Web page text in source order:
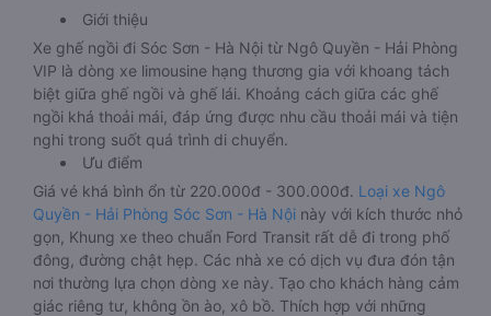
Giới thiệu
Xe ghế ngồi đi Sóc Sơn - Hà Nội từ Ngô Quyền - Hải Phòng
VIP là dòng xe limousine hạng thương gia với khoang tách
biệt giữa ghế ngồi và ghế lái. Khoảng cách giữa các ghế
ngồi khá thoải mái, đáp ứng được nhu cầu thoải mái và tiện
nghi trong suốt quá trình di chuyển.
Ưu điểm
Giá vé khá bình ổn từ 220.000đ - 300.000đ. Loại xe Ngô
Quyền - Hải Phòng Sóc Sơn - Hà Nội này với kích thước nhỏ
gọn, Khung xe theo chuẩn Ford Transit rất dễ đi trong phố
đông, đường chật hẹp. Các nhà xe có dịch vụ đưa đón tận
nơi thường lựa chọn dòng xe này. Tạo cho khách hàng cảm
giác riêng tư, không ồn ào, xô bồ. Thích hợp với những